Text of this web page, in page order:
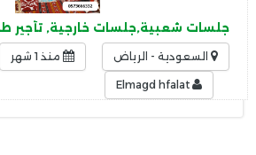
جلسات شعبية,جلسات خارجية, تأجير
السعودية - الرياض منذ 1 شهر